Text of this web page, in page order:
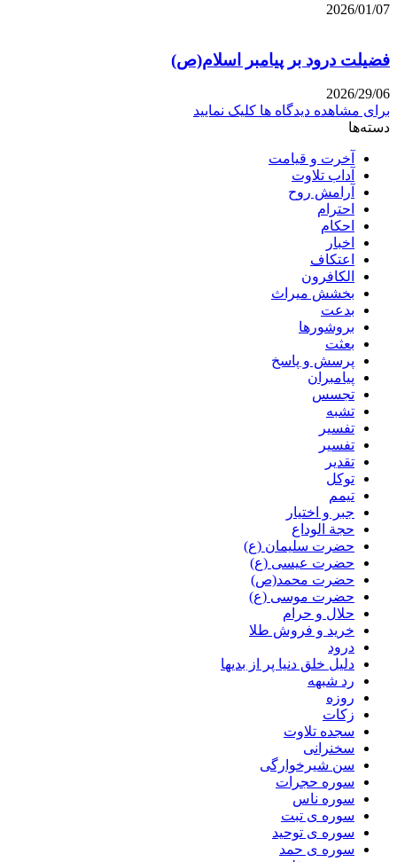
2026/01/07
فضیلت درود بر پیامبر اسلام(ص)
2026/29/06
برای مشاهده دیدگاه ها کلیک نمایید
دسته‌ها
آخرت و قیامت
آداب تلاوت
آرامش روح
احترام
احکام
اخبار
اعتکاف
الکافرون
بخشش میراث
بدعت
بروشورها
بعثت
پرسش و پاسخ
پیامبران
تجسس
تشبه
تفسیر
تفسیر
تقدیر
توکل
تیمم
جبر و اختیار
حجة الوداع
حضرت سلیمان (ع)
حضرت عیسی (ع)
حضرت محمد(ص)
حضرت موسی (ع)
حلال و حرام
خرید و فروش طلا
درود
دلیل خلق دنیا پر از بدیها
رد شبهه
روزه
زکات
سجده تلاوت
سخنرانی
سن شیرخوارگی
سوره حجرات
سوره ناس
سوره ی تبت
سوره ی توحید
سوره ی حمد